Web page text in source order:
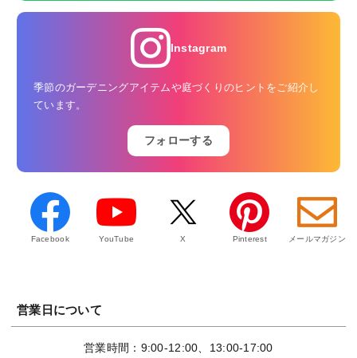
Instagram
季節のガーデニングアイテムや庭づくりのヒントをご紹介し
ています。
フォローする
Facebook YouTube X Pinterest メールマガジン
営業日について
営業時間：9:00-12:00、13:00-17:00